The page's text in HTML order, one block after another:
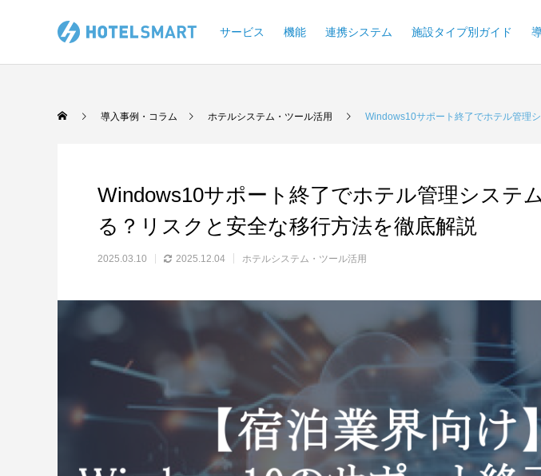
サービス 機能 連携システム 施設タイプ別ガイド
導入事例・コラム ホテルシステム・ツール活用 Windows10サポート終了でホテル管理
Windows10サポート終了でホテル管理システ
る？リスクと安全な移行方法を徹底解説
2025.03.10 2025.12.04 ホテルシステム・ツール活用